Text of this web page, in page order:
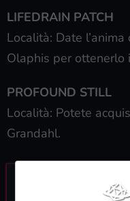
LIFEDRAIN PATCH
Località: Date
Olaphis per ottenerlo
PROFOUND STILL
Località: Potete
Grandahl.